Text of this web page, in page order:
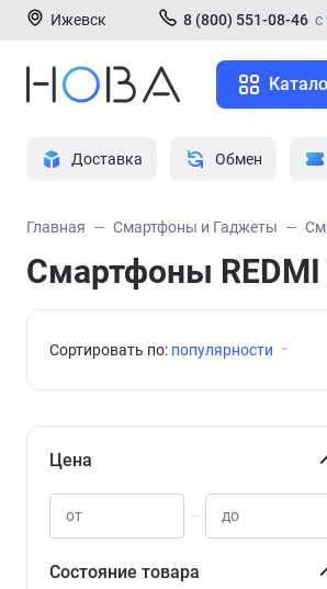
Ижевск 8 (800) 551-08-46 с
Доставка Обмен
Главная Смартфоны и Гаджеты
Смартфоны REDMI
Сортировать по: популярности
Цена
–
Состояние товара